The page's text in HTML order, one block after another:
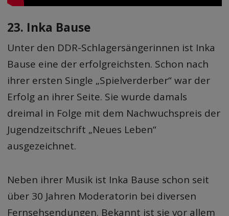
23. Inka Bause
Unter den DDR-Schlagersängerinnen ist Inka
Bause eine der erfolgreichsten. Schon nach
ihrer ersten Single „Spielverderber“ war der
Erfolg an ihrer Seite. Sie wurde damals
dreimal in Folge mit dem Nachwuchspreis der
Jugendzeitschrift „Neues Leben“
ausgezeichnet.
Neben ihrer Musik ist Inka Bause schon seit
über 30 Jahren Moderatorin bei diversen
Fernsehsendungen. Bekannt ist sie vor allem